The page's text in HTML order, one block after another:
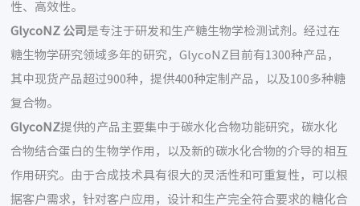
性、高效性。
GlycoNZ 公司 是专注于研发和生产糖生物学检测试剂。经过在
糖生物学研究领域多年的研究，GlycoNZ目前有1300种产品，
其中现货产品超过900种，提供400种定制产品，以及100多种糖
复合物。
GlycoNZ提供的产品主要集中于碳水化合物功能研究，碳水化
合物结合蛋白的生物学作用，以及新的碳水化合物的介导的相互
作用研究。由于合成技术具有很大的灵活性和可重复性，可以根
据客户需求，针对客户应用，设计和生产完全符合要求的糖化合